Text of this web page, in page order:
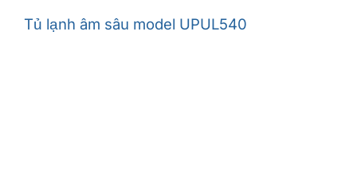
Tủ lạnh âm sâu model UPUL540